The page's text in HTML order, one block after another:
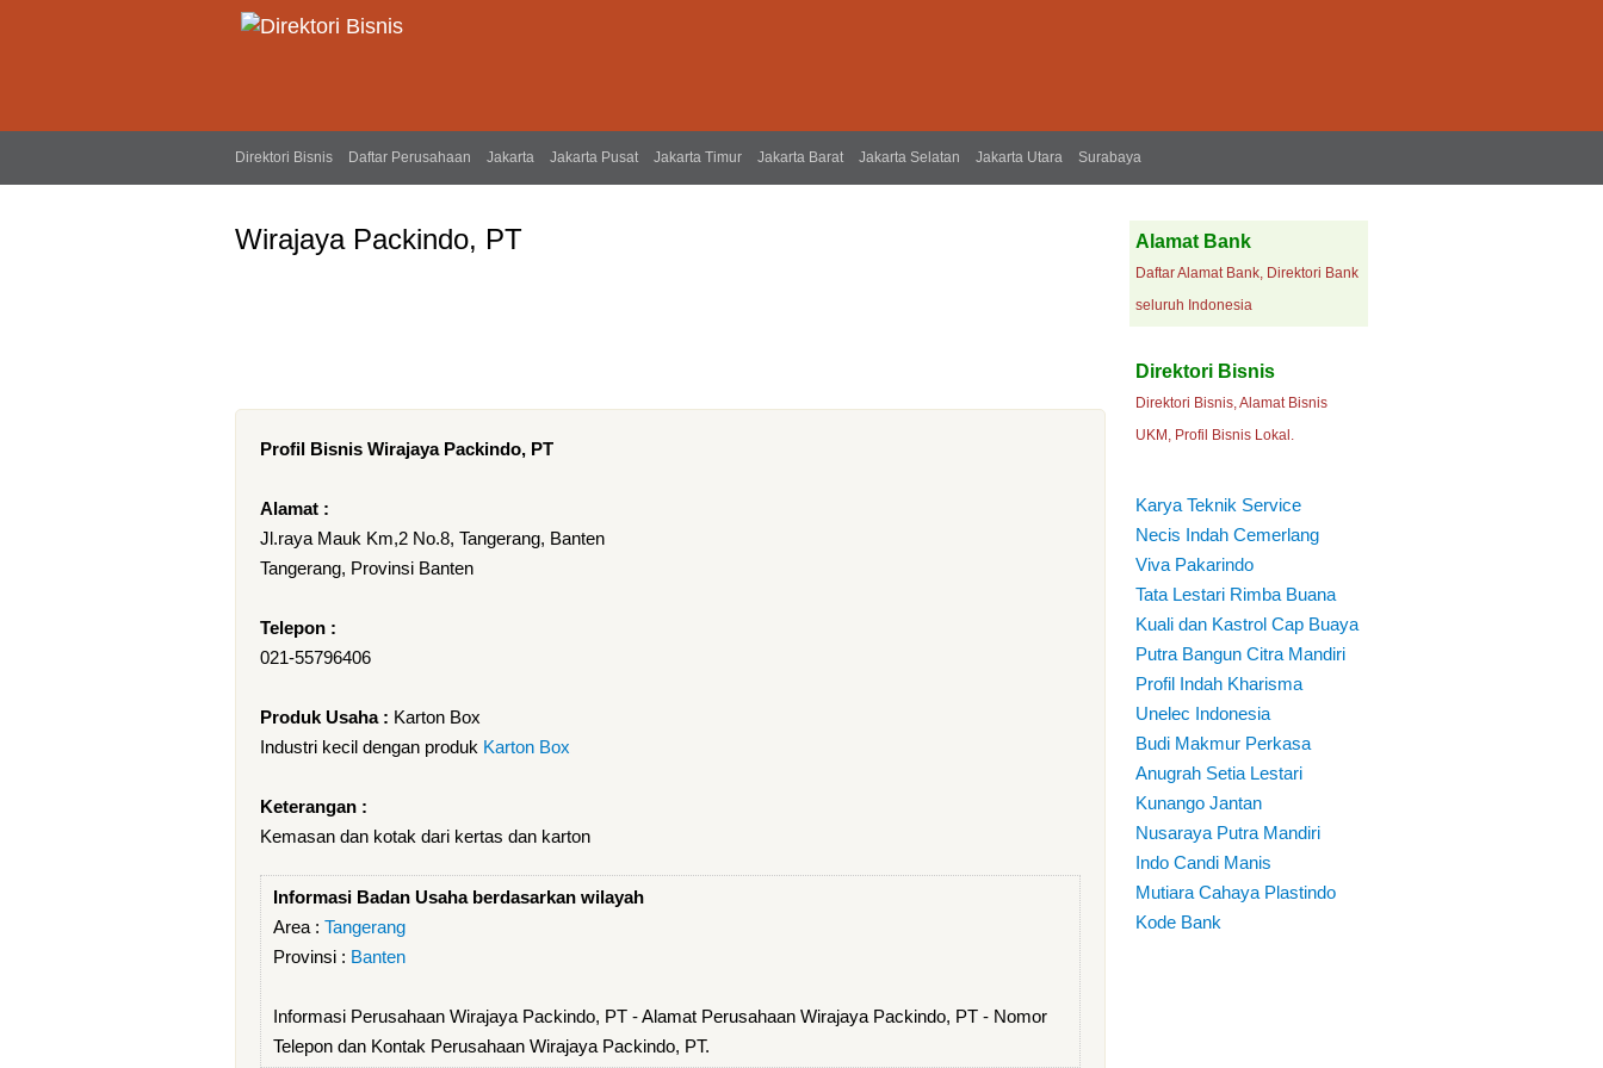
Direktori Bisnis Daftar Perusahaan Jakarta Jakarta Pusat Jakarta Timur Jakarta Barat Jakarta Selatan Jakarta Utara Surabaya
Wirajaya Packindo, PT
Profil Bisnis Wirajaya Packindo, PT
Alamat :
Jl.raya Mauk Km,2 No.8, Tangerang, Banten
Tangerang, Provinsi Banten
Telepon :
021-55796406
Produk Usaha : Karton Box
Industri kecil dengan produk Karton Box
Keterangan :
Kemasan dan kotak dari kertas dan karton
Informasi Badan Usaha berdasarkan wilayah
Area : Tangerang
Provinsi : Banten
Informasi Perusahaan Wirajaya Packindo, PT - Alamat Perusahaan Wirajaya Packindo, PT - Nomor
Telepon dan Kontak Perusahaan Wirajaya Packindo, PT.
Alamat Bank
Daftar Alamat Bank, Direktori Bank
seluruh Indonesia
Direktori Bisnis
Direktori Bisnis, Alamat Bisnis
UKM, Profil Bisnis Lokal.
Karya Teknik Service
Necis Indah Cemerlang
Viva Pakarindo
Tata Lestari Rimba Buana
Kuali dan Kastrol Cap Buaya
Putra Bangun Citra Mandiri
Profil Indah Kharisma
Unelec Indonesia
Budi Makmur Perkasa
Anugrah Setia Lestari
Kunango Jantan
Nusaraya Putra Mandiri
Indo Candi Manis
Mutiara Cahaya Plastindo
Kode Bank